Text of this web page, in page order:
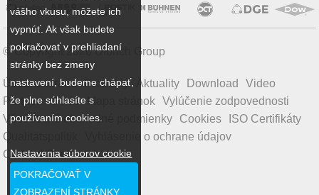
© Copyright 2026 Ulbrich Group
Úvodná strana Produkty Aktuality Download
Video
Partneri
O nás Mapa stránok
Vylúčenie zodpovednosti
Všeobecné obchodné podmienky
Cookies
ISO Certifikáty
Qualitätspolitik
Vyhlásenie o ochrane údajov
Code of Conduct
vášho vkusu, môžete ich
vypnúť. Ak však budete
pokračovať v prehliadaní
stránky bez zmeny
nastavení, budeme chápať,
že plne súhlasíte s
používaním cookies.
Nastavenia súborov cookie
POKRAČOVAŤ V
ZOBRAZENÍ STRÁNKY